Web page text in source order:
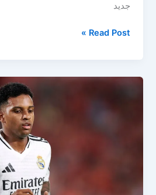
جديد
صدمة
مفاجئ
يمنع
Read Post »